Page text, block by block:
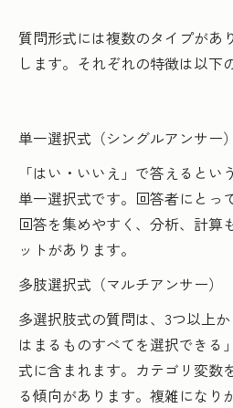
質問形式には複数のタイプがあ
します。それぞれの特徴は以下
単一選択式（シングルアンサー）
「はい・いいえ」で答えると
単一選択式です。回答者にとっ
回答を集めやすく、分析、計算
ットがあります。
多肢選択式（マルチアンサー）
多選択肢式の質問は、3つ以上
はまるものすべてを選択できる
式に含まれます。カテゴリ変数
る傾向があります。複雑になり